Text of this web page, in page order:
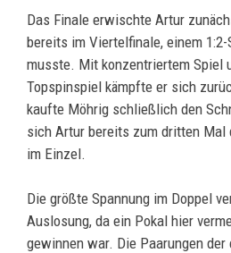
Das Finale erwischte Artur
bereits im Viertelfinale, einem
musste. Mit konzentriertem Spiel
Topspinspiel kämpfte er sich
kaufte Möhrig schließlich den
sich Artur bereits zum dritten
im Einzel.
Die größte Spannung im Doppel
Auslosung, da ein Pokal hier
gewinnen war. Die Paarungen